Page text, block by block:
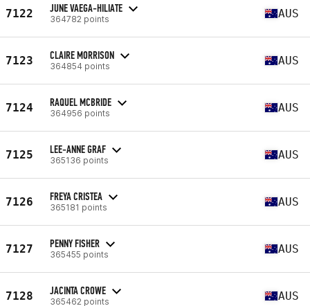
7122 JUNE VAEGA-HILIATE
364782 points AUS
7123 CLAIRE MORRISON
364854 points AUS
7124 RAQUEL MCBRIDE
364956 points AUS
7125 LEE-ANNE GRAF
365136 points AUS
7126 FREYA CRISTEA
365181 points AUS
7127 PENNY FISHER
365455 points AUS
7128 JACINTA CROWE
365462 points AUS